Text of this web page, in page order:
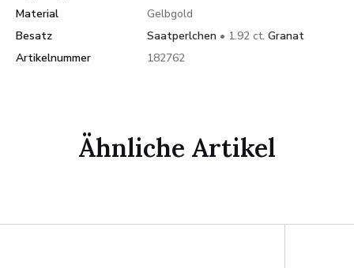
Material
Gelbgold
Besatz
Saatperlchen • 1.92 ct. Granat
Artikelnummer
182762
Ähnliche Artikel